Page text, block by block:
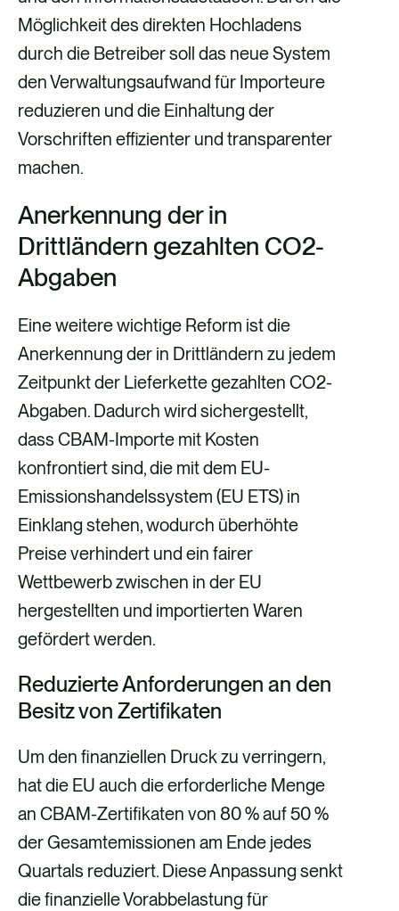
Möglichkeit des direkten Hochladens
durch die Betreiber soll das neue System
den Verwaltungsaufwand für Importeure
reduzieren und die Einhaltung der
Vorschriften effizienter und transparenter
machen.
Anerkennung der in
Drittländern gezahlten CO2-
Abgaben
Eine weitere wichtige Reform ist die
Anerkennung der in Drittländern zu jedem
Zeitpunkt der Lieferkette gezahlten CO2-
Abgaben. Dadurch wird sichergestellt,
dass CBAM-Importe mit Kosten
konfrontiert sind, die mit dem EU-
Emissionshandelssystem (EU ETS) in
Einklang stehen, wodurch überhöhte
Preise verhindert und ein fairer
Wettbewerb zwischen in der EU
hergestellten und importierten Waren
gefördert werden.
Reduzierte Anforderungen an den
Besitz von Zertifikaten
Um den finanziellen Druck zu verringern,
hat die EU auch die erforderliche Menge
an CBAM-Zertifikaten von 80 % auf 50 %
der Gesamtemissionen am Ende jedes
Quartals reduziert. Diese Anpassung senkt
die finanzielle Vorabbelastung für